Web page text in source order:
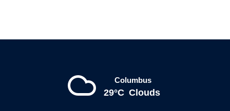
Columbus
29°C Clouds